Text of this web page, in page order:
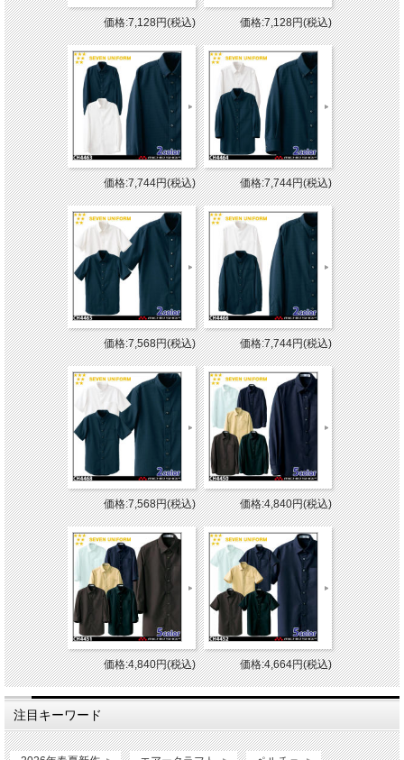
価格:7,128円(税込) 価格:7,128円(税込)
価格:7,744円(税込) 価格:7,744円(税込)
価格:7,568円(税込) 価格:7,744円(税込)
価格:7,568円(税込) 価格:4,840円(税込)
価格:4,840円(税込) 価格:4,664円(税込)
注目キーワード